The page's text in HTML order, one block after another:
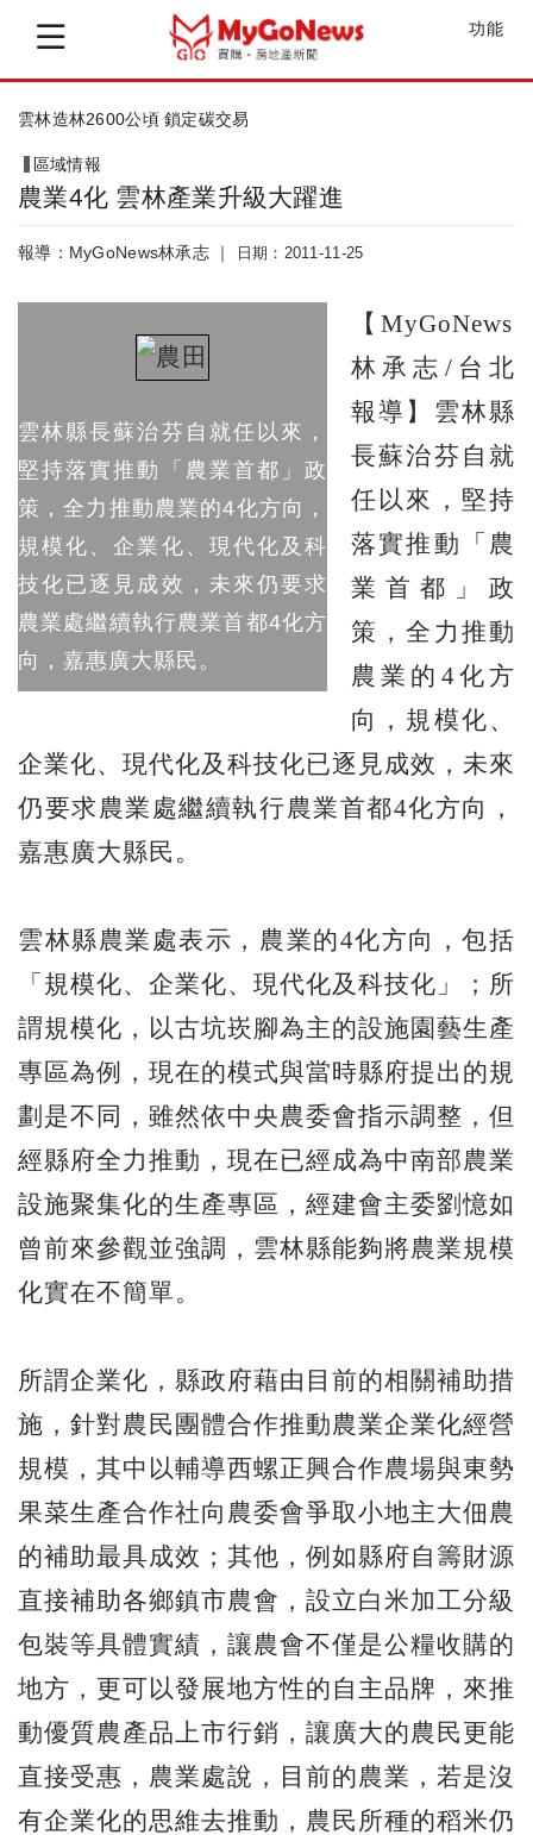
功能
南投竹山工業區更新獲肯定
區域情報
農業4化 雲林產業升級大躍進
報導：MyGoNews林承志 ｜ 日期：2011-11-25
雲林縣長蘇治芬自就任以來，
堅持落實推動「農業首都」政
策，全力推動農業的4化方向，
規模化、企業化、現代化及科
技化已逐見成效，未來仍要求
農業處繼續執行農業首都4化方
向，嘉惠廣大縣民。
【MyGoNews
林承志/台北
報導】雲林縣
長蘇治芬自就
任以來，堅持
落實推動「農
業首都」政
策，全力推動
農業的4化方
向，規模化、
企業化、現代化及科技化已逐見成效，未來
仍要求農業處繼續執行農業首都4化方向，
嘉惠廣大縣民。
雲林縣農業處表示，農業的4化方向，包括
「規模化、企業化、現代化及科技化」；所
謂規模化，以古坑崁腳為主的設施園藝生產
專區為例，現在的模式與當時縣府提出的規
劃是不同，雖然依中央農委會指示調整，但
經縣府全力推動，現在已經成為中南部農業
設施聚集化的生產專區，經建會主委劉憶如
曾前來參觀並強調，雲林縣能夠將農業規模
化實在不簡單。
所謂企業化，縣政府藉由目前的相關補助措
施，針對農民團體合作推動農業企業化經營
規模，其中以輔導西螺正興合作農場與東勢
果菜生產合作社向農委會爭取小地主大佃農
的補助最具成效；其他，例如縣府自籌財源
直接補助各鄉鎮市農會，設立白米加工分級
包裝等具體實績，讓農會不僅是公糧收購的
地方，更可以發展地方性的自主品牌，來推
動優質農產品上市行銷，讓廣大的農民更能
直接受惠，農業處說，目前的農業，若是沒
有企業化的思維去推動，農民所種的稻米仍